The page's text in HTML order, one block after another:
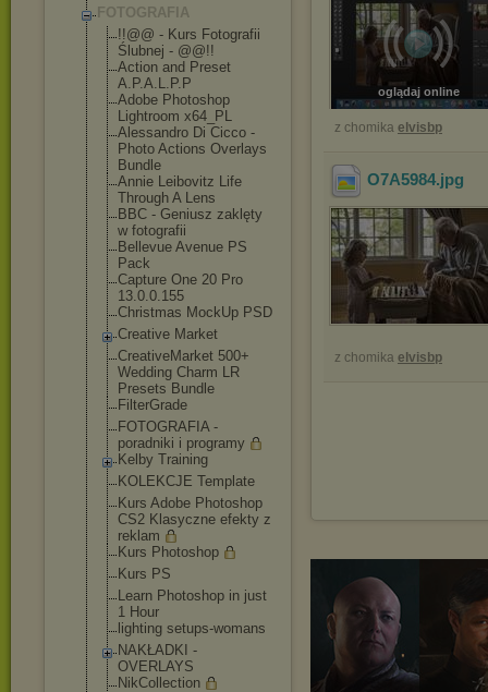
FOTOGRAFIA
!!@@ - Kurs Fotografii
Ślubnej - @@!!
Action and Preset
A.P.A.L.P.P
Adobe Photoshop
Lightroom x64_PL
Alessandro Di Cicco -
Photo Actions Overlays
Bundle
Annie Leibovitz Life
Through A Lens
BBC - Geniusz zaklęty
w fotografii
Bellevue Avenue PS
Pack
Capture One 20 Pro
13.0.0.155
Christmas MockUp PSD
Creative Market
CreativeMarket 500+
Wedding Charm LR
Presets Bundle
FilterGrade
FOTOGRAFIA -
poradniki i programy
Kelby Training
KOLEKCJE Template
Kurs Adobe Photoshop
CS2 Klasyczne efekty z
reklam
Kurs Photoshop
Kurs PS
Learn Photoshop in just
1 Hour
lighting setups-womans
NAKŁADKI -
OVERLAYS
NikCollection
oglądaj online
z chomika elvisbp
O7A5984.jpg
z chomika elvisbp